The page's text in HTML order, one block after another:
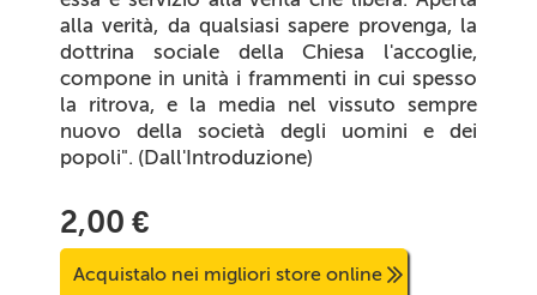
alla verità, da qualsiasi sapere provenga, la
dottrina sociale della Chiesa l'accoglie,
compone in unità i frammenti in cui spesso
la ritrova, e la media nel vissuto sempre
nuovo della società degli uomini e dei
popoli". (Dall'Introduzione)
2,00 €
Acquistalo nei migliori store online